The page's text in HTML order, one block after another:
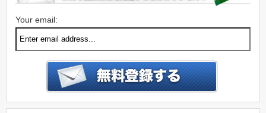
Your email: